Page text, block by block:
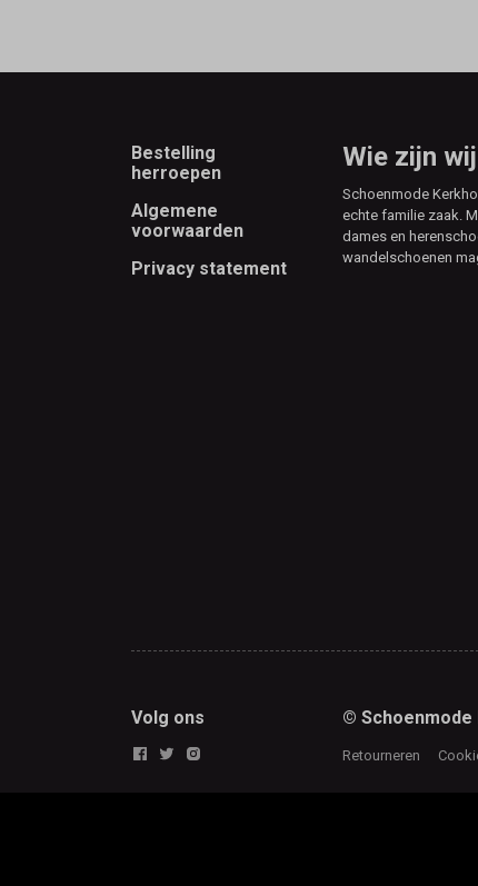
Footer
Bestelling
herroepen
Algemene
voorwaarden
Privacy statement
Wie zijn wij
Schoenmode
echte familie zaak.
dames en
wandelschoenen
Volg ons © Schoenmode
Retourneren